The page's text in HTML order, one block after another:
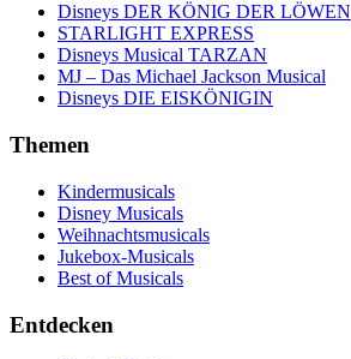
Disneys DER KÖNIG DER LÖWEN
STARLIGHT EXPRESS
Disneys Musical TARZAN
MJ – Das Michael Jackson Musical
Disneys DIE EISKÖNIGIN
Themen
Kindermusicals
Disney Musicals
Weihnachtsmusicals
Jukebox-Musicals
Best of Musicals
Entdecken